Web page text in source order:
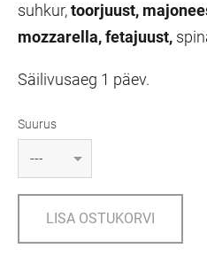
suhkur,toorjuust,
mozzarella, fetajuust,
Säilivusaeg 1 päev.
Suurus
LISA OSTUKORVI